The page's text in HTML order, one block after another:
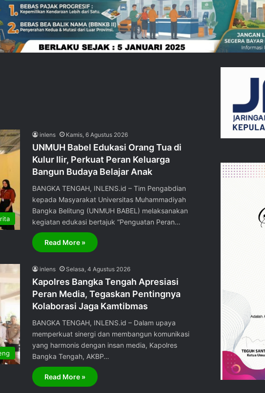
inlens Kamis, 6 Agustus 2026
UNMUH Babel Edukasi Orang Tua di
Kulur Ilir, Perkuat Peran Keluarga
Bangun Budaya Belajar Anak
BANGKA TENGAH, INLENS.id – Tim Pengabdian
kepada Masyarakat Universitas Muhammadiyah
Bangka Belitung (UNMUH BABEL) melaksanakan
kegiatan edukasi bertajuk “Penguatan Peran…
Read More »
inlens Selasa, 4 Agustus 2026
Kapolres Bangka Tengah Apresiasi
Peran Media, Tegaskan Pentingnya
Kolaborasi Jaga Kamtibmas
BANGKA TENGAH, INLENS.id – Dalam upaya
memperkuat sinergi dan membangun komunikasi
yang harmonis dengan insan media, Kapolres
Bangka Tengah, AKBP…
Read More »